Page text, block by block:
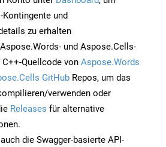
und
zu erhalten
und Aspose.Cells-
Quellcode von Aspose.Words
GitHub Repos, um das
verwenden oder
Releases für alternative
die Swagger-basierte API-